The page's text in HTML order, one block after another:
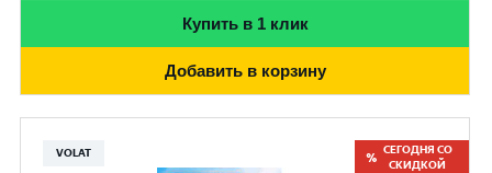
Купить в 1 клик
Добавить в корзину
VOLAT
СЕГОДНЯ СО
СКИДКОЙ